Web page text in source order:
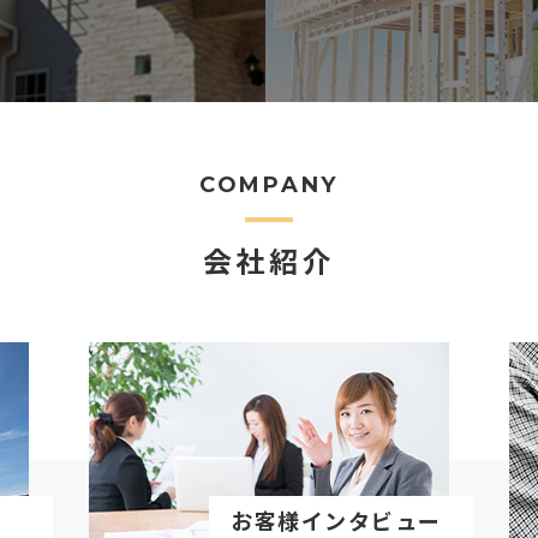
COMPANY
会社紹介
お客様インタビュー